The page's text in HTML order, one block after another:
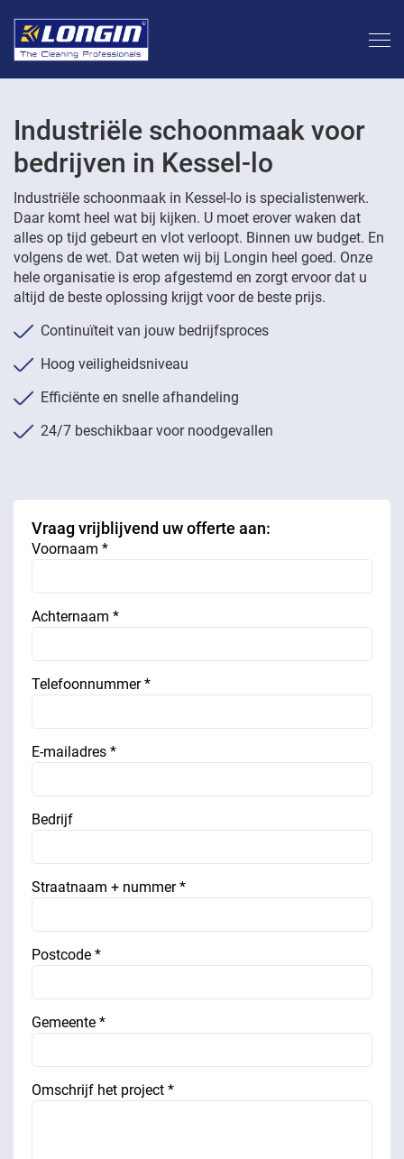
Industriële schoonmaak voor
bedrijven in Kessel-lo
Industriële schoonmaak in Kessel-lo is specialistenwerk.
Daar komt heel wat bij kijken. U moet erover waken dat
alles op tijd gebeurt en vlot verloopt. Binnen uw budget. En
volgens de wet. Dat weten wij bij Longin heel goed. Onze
hele organisatie is erop afgestemd en zorgt ervoor dat u
altijd de beste oplossing krijgt voor de beste prijs.
Continuïteit van jouw bedrijfsproces
Hoog veiligheidsniveau
Efficiënte en snelle afhandeling
24/7 beschikbaar voor noodgevallen
Vraag vrijblijvend uw offerte aan:
Voornaam *
Achternaam *
Telefoonnummer *
E-mailadres *
Bedrijf
Straatnaam + nummer *
Postcode *
Gemeente *
Omschrijf het project *